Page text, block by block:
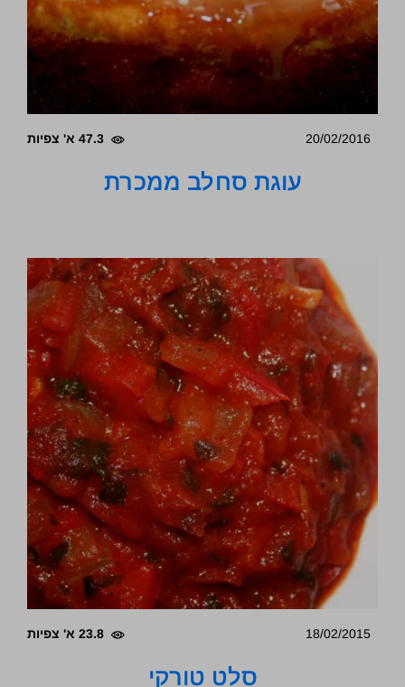
20/02/2016 47.3 א' צפיות
עוגת סחלב ממכרת
18/02/2015 23.8 א' צפיות
סלט טורקי